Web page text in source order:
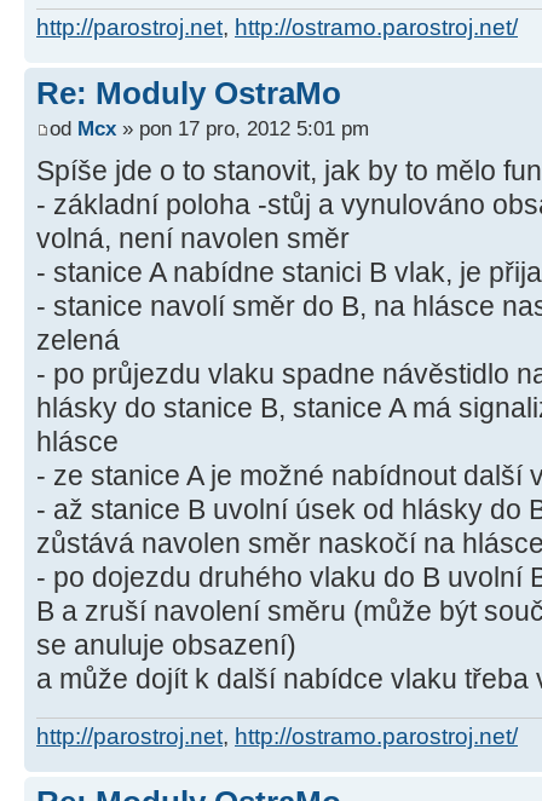
http://parostroj.net, http://ostramo.parostroj.net/
Re: Moduly OstraMo
od Mcx » pon 17 pro, 2012 5:01 pm
Spíše jde o to stanovit, jak by to mělo
- základní poloha -stůj a vynulováno
volná, není navolen směr
- stanice A nabídne stanici B vlak, je
- stanice navolí směr do B, na hlásce
zelená
- po průjezdu vlaku spadne návěstidlo
hlásky do stanice B, stanice A má
hlásce
- ze stanice A je možné nabídnout další
- až stanice B uvolní úsek od hlásky do
zůstává navolen směr naskočí na
- po dojezdu druhého vlaku do B uvolní
B a zruší navolení směru (může být
se anuluje obsazení)
a může dojít k další nabídce vlaku třeba
http://parostroj.net, http://ostramo.parostroj.net/